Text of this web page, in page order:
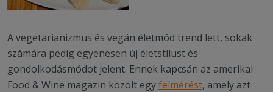
A vegetarianizmus és vegán életmód trend lett, sokak
számára pedig egyenesen új életstílust és
gondolkodásmódot jelent. Ennek kapcsán az amerikai
Food & Wine magazin közölt egyfelmérést, amely azt